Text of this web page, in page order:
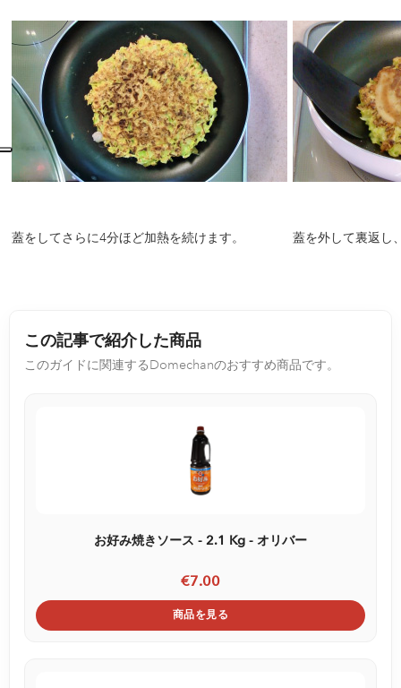
蓋をしてさらに4分ほど加熱を続けます。 蓋を外して裏返し
この記事で紹介した商品
このガイドに関連するDomechanのおすすめ商品です。
お好み焼きソース - 2.1 Kg - オリバー
€7.00
商品を見る